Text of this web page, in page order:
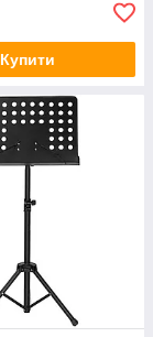
Купити